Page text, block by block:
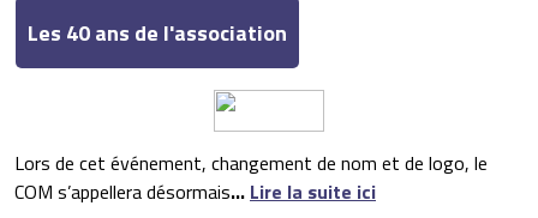
Les 40 ans de l'association
Lors de cet événement, changement de nom et de logo, le
COM s’appellera désormais... Lire la suite ici